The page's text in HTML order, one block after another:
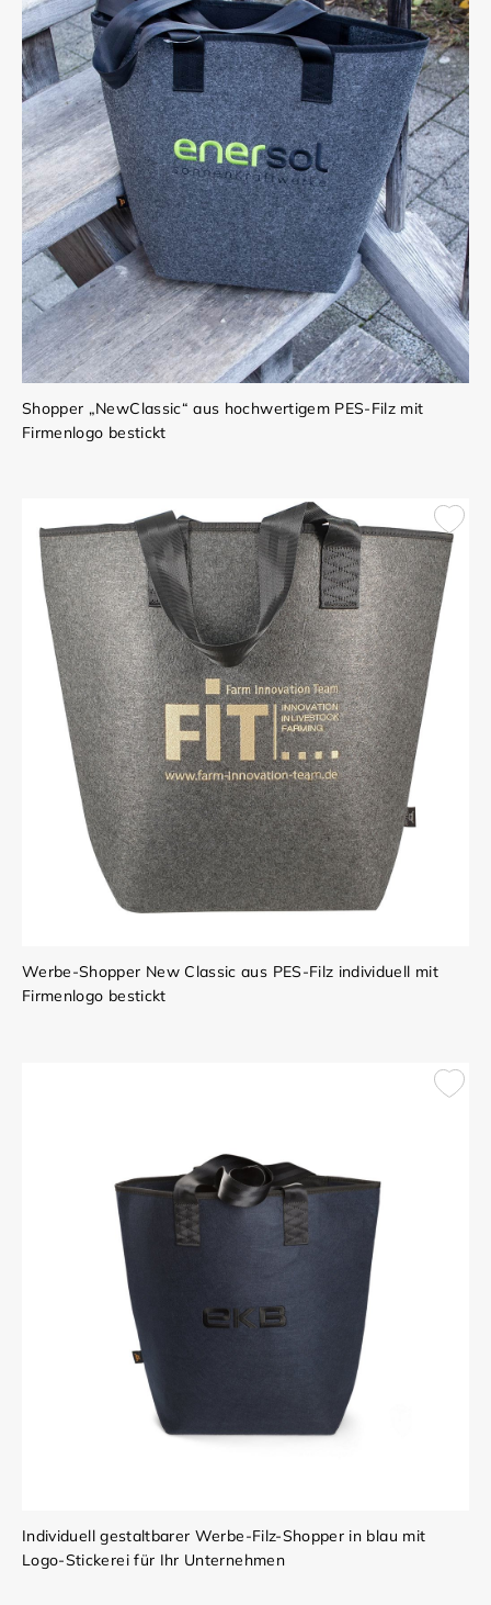
Shopper „NewClassic“ aus hochwertigem PES-Filz mit
Firmenlogo bestickt
Werbe-Shopper New Classic aus PES-Filz individuell mit
Firmenlogo bestickt
Individuell gestaltbarer Werbe-Filz-Shopper in blau mit
Logo-Stickerei für Ihr Unternehmen